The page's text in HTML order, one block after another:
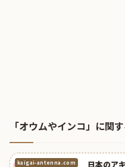
「オウムやインコ」に関
kaigai-antenna.com 日本のア